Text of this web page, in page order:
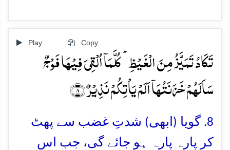
Play Copy
تَکَادُ تَمَیَّزُ مِنَ الۡغَیۡظِ ؕ کُلَّمَاۤ اُلۡقِیَ فِیۡہَا فَوۡجٌ
سَاَلَہُمۡ خَزَنَتُہَاۤ اَلَمۡ یَاۡتِکُمۡ نَذِیۡرٌ ﴿۸﴾
8. گویا (ابھی) شدتِ غضب سے پھٹ
کر پارہ پارہ ہو جائے گی، جب اس